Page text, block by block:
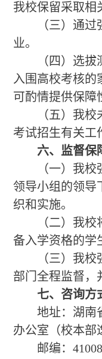
我校保留采取相
（三）通
业。
（四）选
入围高校考核的
可酌情提供保障
（五）我
考试招生有关工
六、监督保
（一）我
领导小组的领导
织和实施。
（二）我
备入学资格的学
（三）我
部门全程监督，
七、咨询方
地址：湖南
办公室（校本部
邮编：